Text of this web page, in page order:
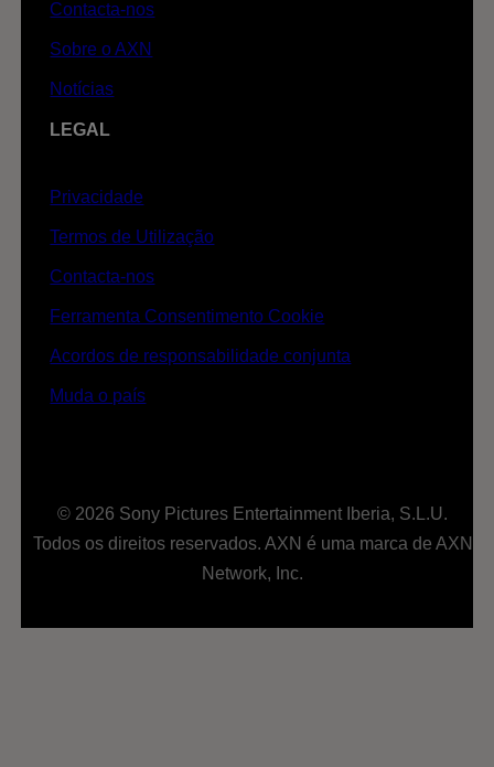
Contacta-nos
Sobre o AXN
Notícias
LEGAL
Privacidade
Termos de Utilização
Contacta-nos
Ferramenta Consentimento Cookie
Acordos de responsabilidade conjunta
Muda o país
© 2026 Sony Pictures Entertainment Iberia, S.L.U.
Todos os direitos reservados. AXN é uma marca de AXN
Network, Inc.